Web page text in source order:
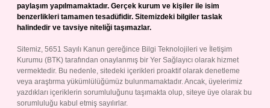
paylaşım yapılmamaktadır. Gerçek kurum ve kişiler ile isim
benzerlikleri tamamen tesadüfidir. Sitemizdeki bilgiler taslak
halindedir ve tavsiye niteliği taşımazlar.
Sitemiz, 5651 Sayılı Kanun gereğince Bilgi Teknolojileri ve İletişim
Kurumu (BTK) tarafından onaylanmış bir Yer Sağlayıcı olarak hizmet
vermektedir. Bu nedenle, sitedeki içerikleri proaktif olarak denetleme
veya araştırma yükümlülüğümüz bulunmamaktadır. Ancak, üyelerimiz
yazdıkları içeriklerin sorumluluğunu taşımakta olup, siteye üye olarak bu
sorumluluğu kabul etmiş sayılırlar.